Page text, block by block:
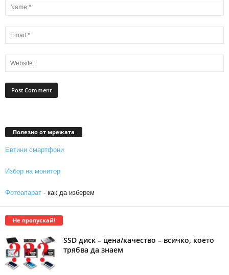
Полезно от мрежата
Евтини смартфони
Избор на монитор
Фотоапарат - как да изберем
Не пропускай!
SSD диск – цена/качество – всичко, което
трябва да знаем